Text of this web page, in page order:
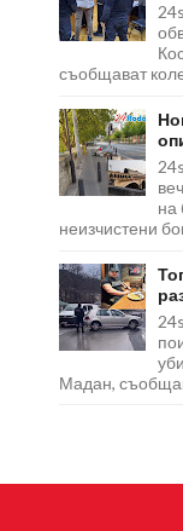
съобщават
на
неизчистени
Мадан,